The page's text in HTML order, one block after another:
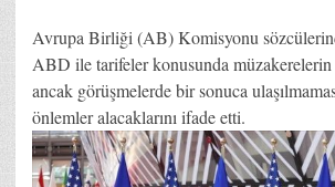
Avrupa Birliği (AB) Komisyonu
ABD ile tarifeler konusunda müzakerelerin
ancak görüşmelerde bir sonuca
önlemler alacaklarını ifade etti.